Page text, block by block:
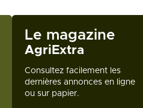
Le magazine
AgriExtra
Consultez facilement les
dernières annonces en ligne
ou sur papier.